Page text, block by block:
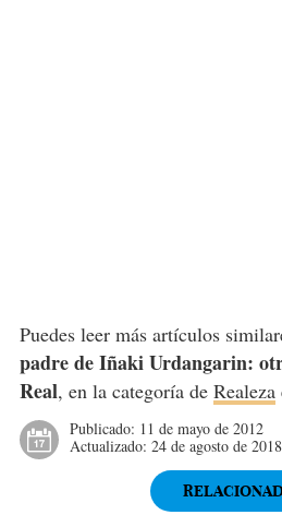
Puedes leer más artículos
padre de Iñaki Urdangarin:
Real, en la categoría de Realeza
Publicado: 11 de mayo de 2012
Actualizado: 24 de agosto de 2018